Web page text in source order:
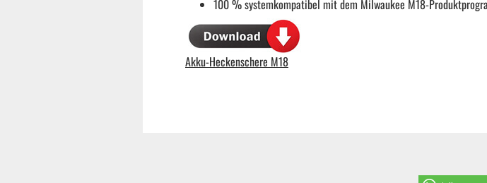
Arbeitsbekleidung
100 % systemkompatibel mit dem Milwaukee M18-
Akku-Heckenschere M18